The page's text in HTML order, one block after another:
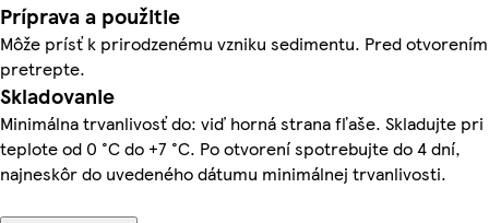
Príprava a použitie
Môže prísť k prirodzenému vzniku sedimentu. Pred otvorením
pretrepte.
Skladovanie
Minimálna trvanlivosť do: viď horná strana fľaše. Skladujte pri
teplote od 0 °C do +7 °C. Po otvorení spotrebujte do 4 dní,
najneskôr do uvedeného dátumu minimálnej trvanlivosti.